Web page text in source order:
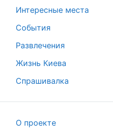
Интересные места
События
Развлечения
Жизнь Киева
Спрашивалка
О проекте